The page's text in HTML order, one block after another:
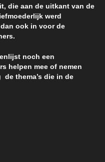
die aan de uitkant van de
werd
ook in voor de
noch een
helpen mee of nemen
thema’s die in de